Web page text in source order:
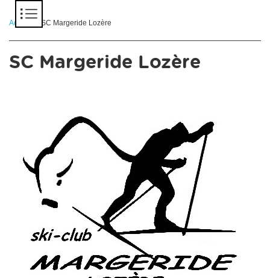
Accueil > SC Margeride Lozère
SC Margeride Lozère